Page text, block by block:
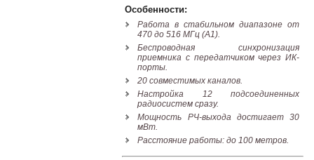
группы
в
Особенности:
Работа в стабильном диапазоне от
470 до 516 МГц (A1).
Беспроводная синхронизация
приемника с передатчиком через ИК-
порты.
20 совместимых каналов.
Настройка 12 подсоединенных
радиосистем сразу.
Мощность РЧ-выхода достигает 30
мВт.
Расстояние работы: до 100 метров.